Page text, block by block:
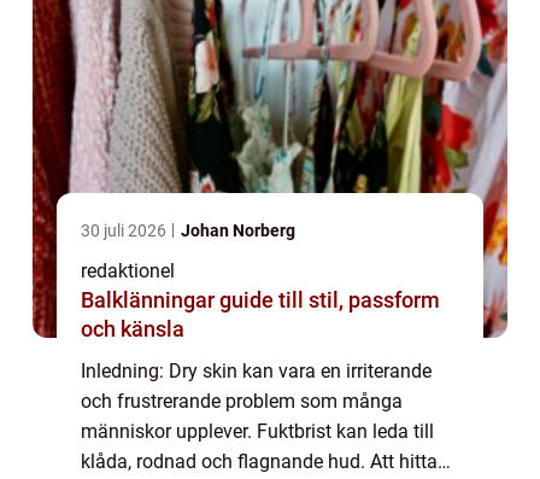
30 juli 2026 Johan Norberg
redaktionel
Balklänningar guide till stil, passform
och känsla
Inledning: Dry skin kan vara en irriterande
och frustrerande problem som många
människor upplever. Fuktbrist kan leda till
klåda, rodnad och flagnande hud. Att hitta